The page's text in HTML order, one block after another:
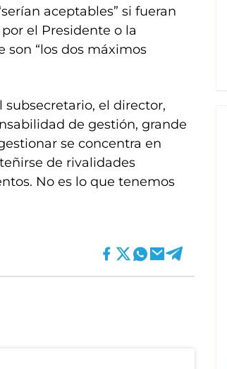
aceptables” si fueran
el Presidente o la
son “los dos máximos
subsecretario, el director,
de gestión, grande
se concentra en
de rivalidades
No es lo que tenemos